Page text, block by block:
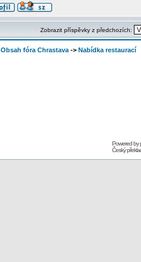
Zobrazit příspěvky z předchozích:
Obsah fóra Chrastava -> Nabídka restaurací
Powered by
Český